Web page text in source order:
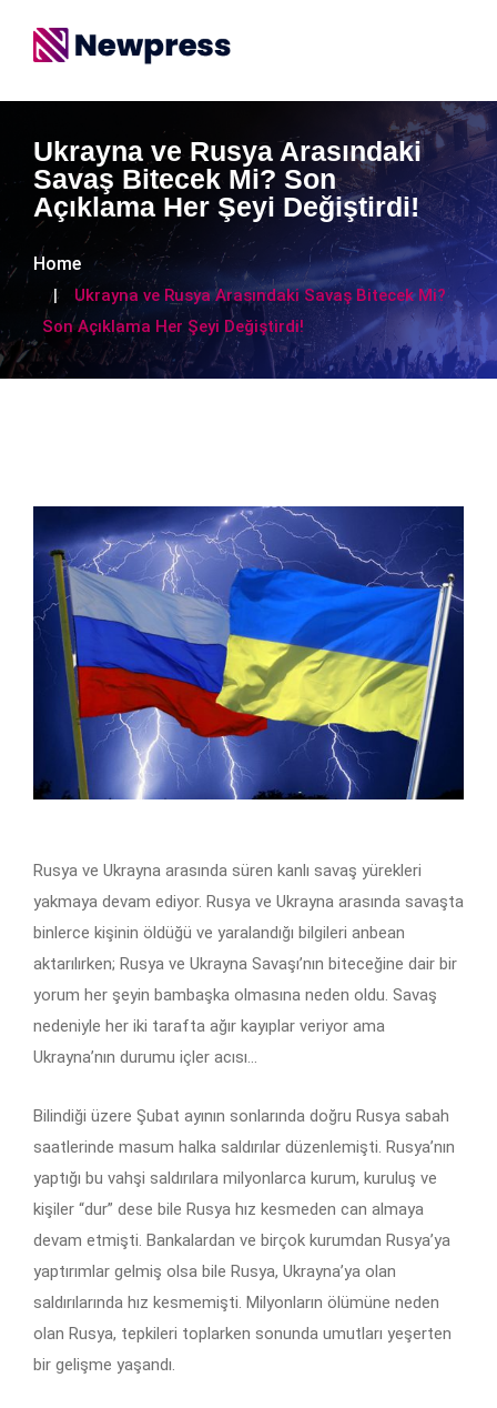
Ukrayna ve Rusya Arasındaki
Savaş Bitecek Mi? Son
Açıklama Her Şeyi Değiştirdi!
Home
Ukrayna ve Rusya Arasındaki Savaş Bitecek Mi?
Son Açıklama Her Şeyi Değiştirdi!
Rusya ve Ukrayna arasında süren kanlı savaş yürekleri
yakmaya devam ediyor. Rusya ve Ukrayna arasında savaşta
binlerce kişinin öldüğü ve yaralandığı bilgileri anbean
aktarılırken; Rusya ve Ukrayna Savaşı’nın biteceğine dair bir
yorum her şeyin bambaşka olmasına neden oldu. Savaş
nedeniyle her iki tarafta ağır kayıplar veriyor ama
Ukrayna’nın durumu içler acısı…
Bilindiği üzere Şubat ayının sonlarında doğru Rusya sabah
saatlerinde masum halka saldırılar düzenlemişti. Rusya’nın
yaptığı bu vahşi saldırılara milyonlarca kurum, kuruluş ve
kişiler “dur” dese bile Rusya hız kesmeden can almaya
devam etmişti. Bankalardan ve birçok kurumdan Rusya’ya
yaptırımlar gelmiş olsa bile Rusya, Ukrayna’ya olan
saldırılarında hız kesmemişti. Milyonların ölümüne neden
olan Rusya, tepkileri toplarken sonunda umutları yeşerten
bir gelişme yaşandı.